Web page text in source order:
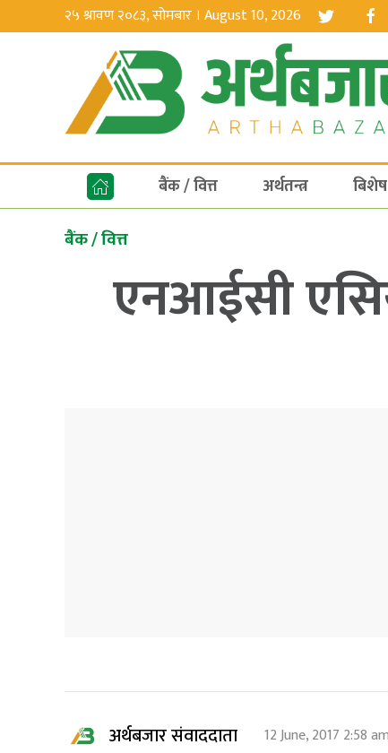
२५ श्रावण २०८३, सोमबार । August 10, 2026
बैंक / वित्त अर्थतन्त्र बिशेष
बैंक / वित्त
एनआईसी
अर्थबजार संवाददाता 12 June, 2017 2:58 am